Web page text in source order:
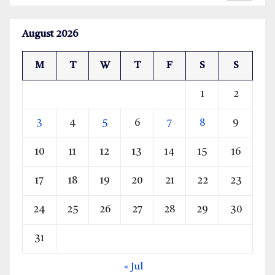
August 2026
M T W T F S S
1 2
3 4 5 6 7 8 9
10 11 12 13 14 15 16
17 18 19 20 21 22 23
24 25 26 27 28 29 30
31
« Jul